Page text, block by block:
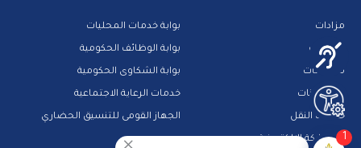
مزادات
الوظائف
مناقصات
حجز جبانات
خدمات النقل
المشاركة الالكترونية
بوابة خدمات المحليات
بوابة الوظائف الحكومية
بوابة الشكاوى الحكومية
خدمات الرعاية الاجتماعية
الجهاز القومى للتنسيق الحضاري
1